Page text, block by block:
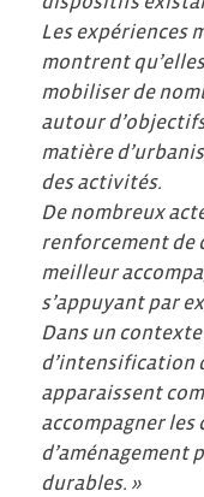
Les expériences
montrent
mobiliser de
autour
matière
des activités.
De nombreux
renforcement de
meilleur
s’appuyant par
Dans un
d’intensification
apparaissent
accompagner
d’aménagement
durables. »